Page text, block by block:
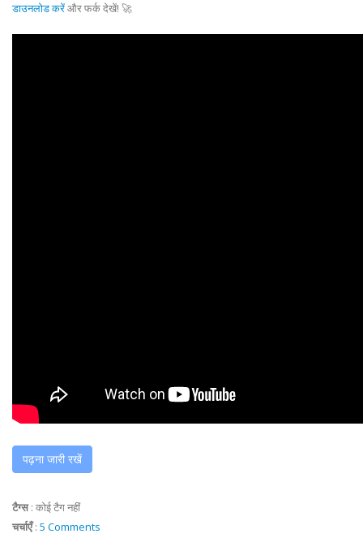
डाउनलोड करेंऔर फर्क देखें! 🚀
पढ़ना जारी रखें
टैग्स: कोई टैग नहीं
चर्चाएँ: 5 Comments